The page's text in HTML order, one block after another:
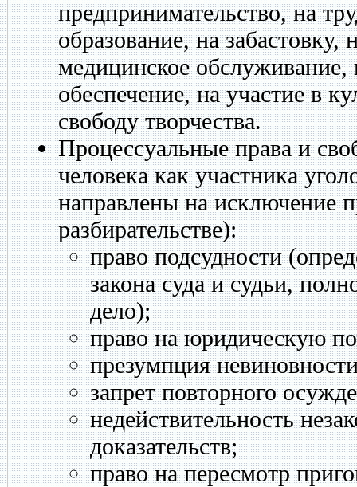
предпринимательство, на
образование, на
медицинское обслуживание,
обеспечение, на участие в
свободу творчества.
Процессуальные права и
человека как участника
направлены на исключение
разбирательстве):
право подсудности
закона суда и судьи,
дело);
право на юридическую
презумпция
запрет повторного
недействительность
доказательств;
право на пересмотр